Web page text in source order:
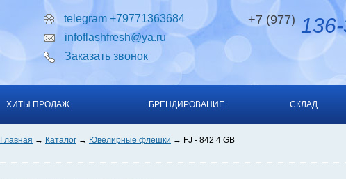
telegram +79771363684
infoflashfresh@ya.ru
Заказать звонок
+7 (977)
ХИТЫ ПРОДАЖ БРЕНДИРОВАНИЕ СКЛАД
Главная Каталог Ювелирные флешки FJ - 842 4 GB